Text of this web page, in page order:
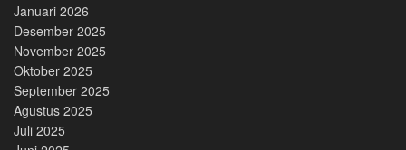
Januari 2026
Desember 2025
November 2025
Oktober 2025
September 2025
Agustus 2025
Juli 2025